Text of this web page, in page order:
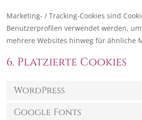
Marketing- / Tracking-Cookies sind
Benutzerprofilen verwendet werden,
mehrere Websites hinweg für ähnliche
6. Platzierte Cookies
WordPress
Google Fonts